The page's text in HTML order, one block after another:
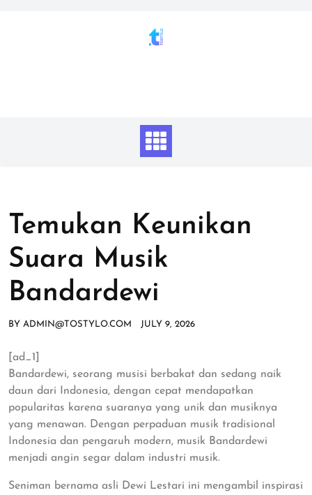
Temukan Keunikan
Suara Musik
Bandardewi
BY ADMIN@TOSTYLO.COM JULY 9, 2026
[ad_1]
Bandardewi, seorang musisi berbakat dan sedang naik
daun dari Indonesia, dengan cepat mendapatkan
popularitas karena suaranya yang unik dan musiknya
yang menawan. Dengan perpaduan musik tradisional
Indonesia dan pengaruh modern, musik Bandardewi
menjadi angin segar dalam industri musik.
Seniman bernama asli Dewi Lestari ini mengambil inspirasi